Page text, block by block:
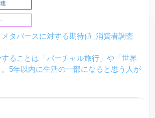
メタバースに対する期待値_消費者調査
することは「バーチャル旅行」や「世界
5年以内に生活の一部になると思う人が